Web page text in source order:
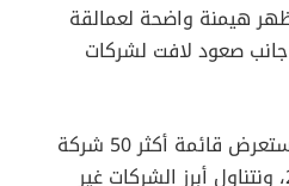
هيمنة واضحة لعمالقة
جانب صعود لافت لشركات
في هذا التقرير الموسع، نستعرض قائمة أكثر 50 شركة
قيمة في العالم لعام 2025، ونتناول أبرز الشركات غير